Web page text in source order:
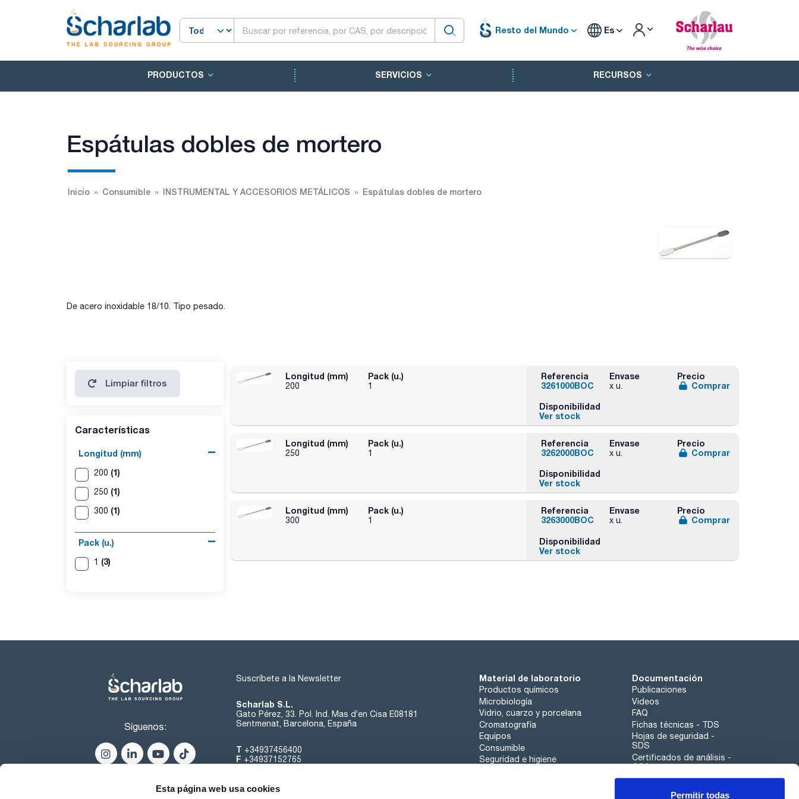
Esta página web usa cookies
Permitir todas
Resto del Mundo Es
PRODUCTOS SERVICIOS RECURSOS
Espátulas dobles de mortero
Inicio Consumible INSTRUMENTAL Y ACCESORIOS METÁLICOS Espátulas dobles de mortero
De acero inoxidable 18/10. Tipo pesado.
Limpiar filtros
Características
Longitud (mm)
200 (1)
250 (1)
300 (1)
Pack (u.)
1 (3)
Longitud (mm)
200
Pack (u.)
1
Referencia
3261000BOC
Envase
x u.
Precio
Comprar
Disponibilidad
Ver stock
Longitud (mm)
250
Pack (u.)
1
Referencia
3262000BOC
Envase
x u.
Precio
Comprar
Disponibilidad
Ver stock
Longitud (mm)
300
Pack (u.)
1
Referencia
3263000BOC
Envase
x u.
Precio
Comprar
Disponibilidad
Ver stock
Síguenos:
Suscríbete a la Newsletter
Scharlab S.L.
Gato Pérez, 33. Pol. Ind. Mas d’en Cisa E08181
Sentmenat, Barcelona, España
T +34937456400
F +34937152765
Material de laboratorio
Productos químicos
Microbiología
Vidrio, cuarzo y porcelana
Cromatografía
Equipos
Consumible
Seguridad e higiene
Documentación
Publicaciones
Videos
FAQ
Fichas técnicas - TDS
Hojas de seguridad -
SDS
Certificados de análisis -
COA
Aplicaciones